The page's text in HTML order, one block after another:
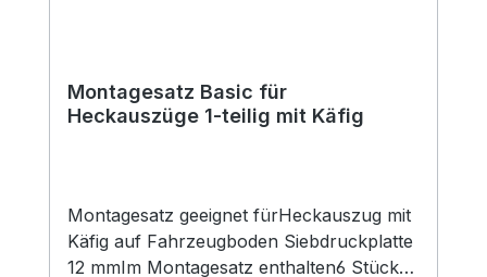
Montagesatz Basic für
Heckauszüge 1-teilig mit Käfig
Montagesatz geeignet fürHeckauszug mit
Käfig auf Fahrzeugboden Siebdruckplatte
12 mmIm Montagesatz enthalten6 Stück